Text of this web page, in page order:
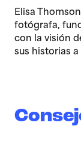
Elisa
fotógrafa,
con la visión
sus historias